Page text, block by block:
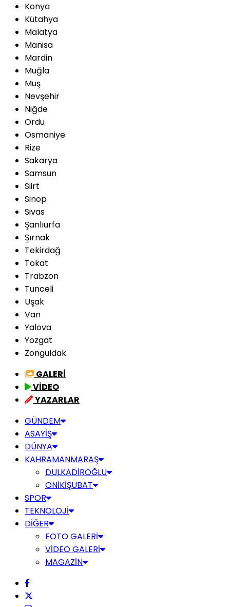
Konya
Kütahya
Malatya
Manisa
Mardin
Muğla
Muş
Nevşehir
Niğde
Ordu
Osmaniye
Rize
Sakarya
Samsun
Siirt
Sinop
Sivas
Şanlıurfa
Şırnak
Tekirdağ
Tokat
Trabzon
Tunceli
Uşak
Van
Yalova
Yozgat
Zonguldak
GALERİ
VİDEO
YAZARLAR
GÜNDEM
ASAYİŞ
DÜNYA
KAHRAMANMARAŞ
DULKADİROĞLU
ONİKİŞUBAT
SPOR
TEKNOLOJİ
DİĞER
FOTO GALERİ
VİDEO GALERİ
MAGAZİN